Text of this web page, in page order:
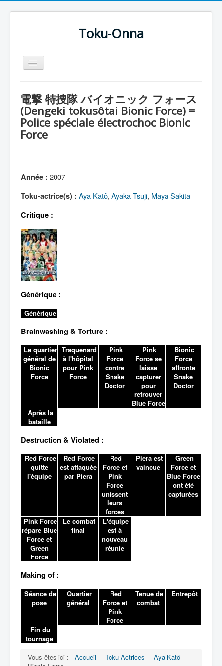
Toku-Onna
Basculer
la
Toku-Actrices
Toku-Critiques
Séries
Lexique
電撃 特捜隊 バイオニック フォース
(Dengeki tokusôtai Bionic Force) =
Police spéciale électrochoc Bionic
Force
Année : 2007
Toku-actrice(s) : Aya Katô, Ayaka Tsuji, Maya Sakita
Critique :
Générique :
Générique
Brainwashing & Torture :
Le quartier
général de
Bionic
Force
Traquenard
à l'hôpital
pour Pink
Force
Pink
Force
contre
Snake
Doctor
Pink
Force se
laisse
capturer
pour
retrouver
Blue Force
Bionic
Force
affronte
Snake
Doctor
Après la
bataille
Destruction & Violated :
Red Force
quitte
l'équipe
Red Force
est attaquée
par Piera
Red
Force et
Pink
Force
unissent
leurs
forces
Piera est
vaincue
Green
Force et
Blue Force
ont été
capturées
Pink Force
répare Blue
Force et
Green
Force
Le combat
final
L'équipe
est à
nouveau
réunie
Making of :
Séance de
pose
Quartier
général
Red
Force et
Pink
Force
Tenue de
combat
Entrepôt
Fin du
tournage
Vous êtes ici :
Accueil Toku-Actrices
Aya Katô